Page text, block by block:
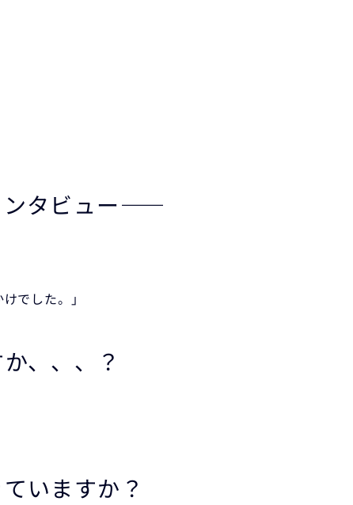
ンタビュー――
でした。」
、、、？
いますか？